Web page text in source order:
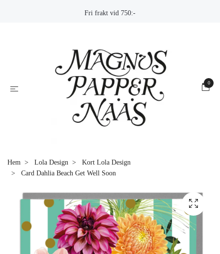
Fri frakt vid 750:-
0
Hem Lola Design
Kort Lola Design
Card Dahlia Beach Get Well Soon